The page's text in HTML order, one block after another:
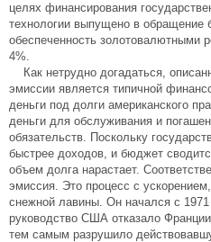
целях финансирования
технологии выпущено в
обеспеченность золотовалютными
4%.
Как нетрудно догадаться,
эмиссии является типичной
деньги под долги американского
деньги для обслуживания и
обязательств. Поскольку
быстрее доходов, и бюджет
объем долга нарастает.
эмиссия. Это процесс с
снежной лавины. Он начался с 1971
руководство США отказало
тем самым разрушило